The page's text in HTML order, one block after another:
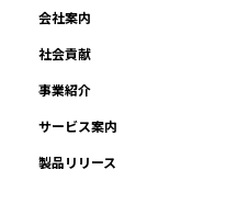
会社案内
社会貢献
事業紹介
サービス案内
製品リリース